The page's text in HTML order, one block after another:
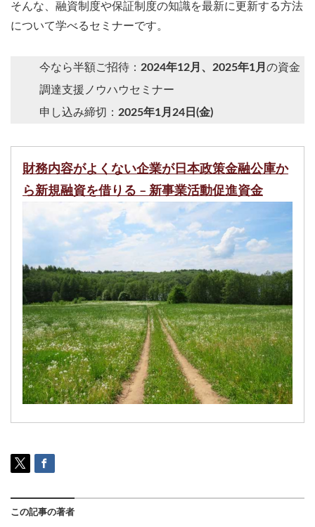
そんな、融資制度や保証制度の知識を最新に更新する方法
について学べるセミナーです。
今なら半額ご招待： 2024年12月、2025年1月 の資金
調達支援ノウハウセミナー
申し込み締切： 2025年1月24日(金)
財務内容がよくない企業が日本政策金融公庫か
ら新規融資を借りる – 新事業活動促進資金
この記事の著者